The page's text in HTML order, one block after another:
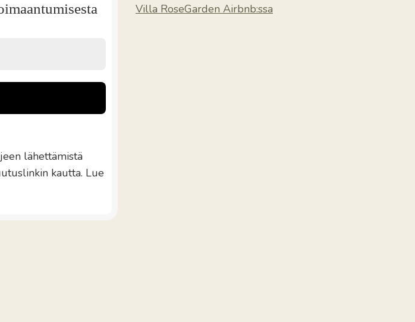
lähettämistä
kautta. Lue
Villa RoseGarden Airbnb:ssa